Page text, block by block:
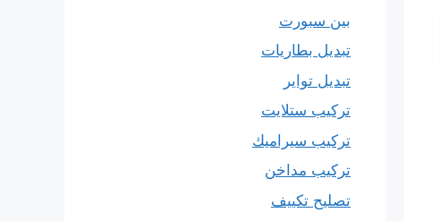
بين سبورت
تبديل بطاريات
تبديل تواير
تركيب ستلايت
تركيب سيراميك
تركيب مداخن
تصليح تكييف